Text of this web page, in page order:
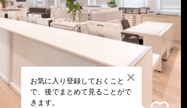
お気に入り登録しておくこと
で、後でまとめて見ることがで
きます。